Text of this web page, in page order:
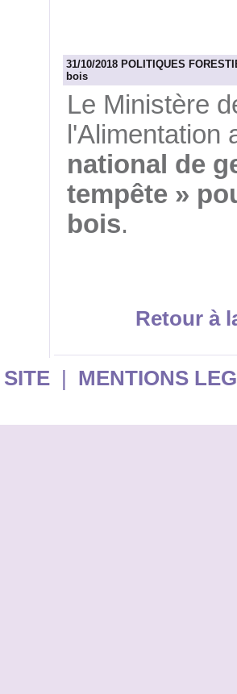
31/10/2018 POLITIQUES
bois
Le Ministère
l'Alimentation
national de
tempête »
bois.
Retour à
| MENTIONS